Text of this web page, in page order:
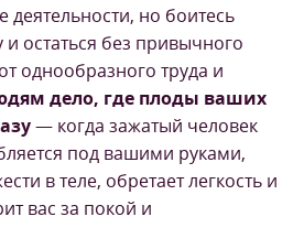
деятельности, но боитесь
остаться без привычного
однообразного труда и
дело, где плоды ваших
— когда зажатый человек
под вашими руками,
в теле, обретает легкость и
вас за покой и